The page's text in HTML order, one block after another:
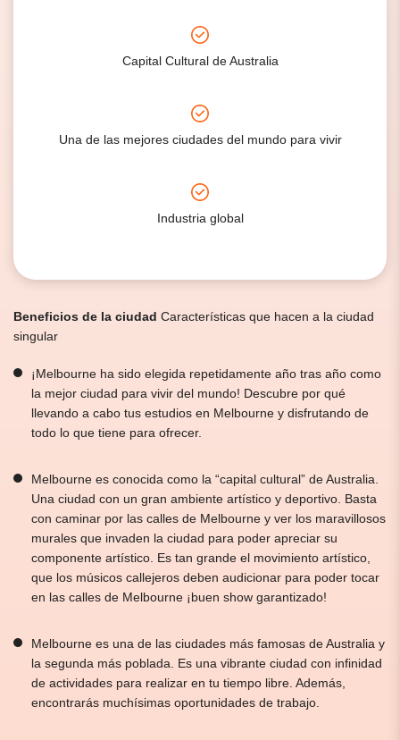
Capital Cultural de Australia
Una de las mejores ciudades del mundo para vivir
Industria global
Beneficios de la ciudad Características que hacen a la ciudad
singular
¡Melbourne ha sido elegida repetidamente año tras año como
la mejor ciudad para vivir del mundo! Descubre por qué
llevando a cabo tus estudios en Melbourne y disfrutando de
todo lo que tiene para ofrecer.
Melbourne es conocida como la “capital cultural” de Australia.
Una ciudad con un gran ambiente artístico y deportivo. Basta
con caminar por las calles de Melbourne y ver los maravillosos
murales que invaden la ciudad para poder apreciar su
componente artístico. Es tan grande el movimiento artístico,
que los músicos callejeros deben audicionar para poder tocar
en las calles de Melbourne ¡buen show garantizado!
Melbourne es una de las ciudades más famosas de Australia y
la segunda más poblada. Es una vibrante ciudad con infinidad
de actividades para realizar en tu tiempo libre. Además,
encontrarás muchísimas oportunidades de trabajo.